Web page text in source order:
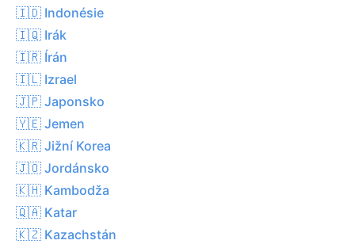
🇮🇩 Indonésie
🇮🇶 Irák
🇮🇷 Írán
🇮🇱 Izrael
🇯🇵 Japonsko
🇾🇪 Jemen
🇰🇷 Jižní Korea
🇯🇴 Jordánsko
🇰🇭 Kambodža
🇶🇦 Katar
🇰🇿 Kazachstán